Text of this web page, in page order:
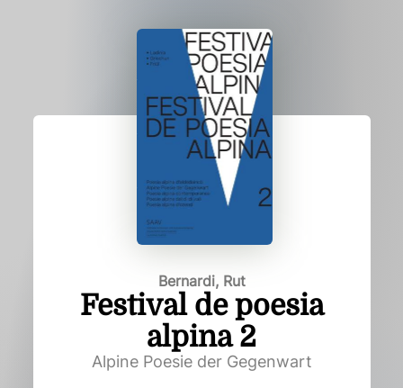
Bernardi, Rut
Festival de poesia
alpina 2
Alpine Poesie der Gegenwart